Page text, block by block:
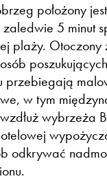
położony
5 minut
plaży. Otoczony
przebiegają
w tym
wybrzeża
odkrywać